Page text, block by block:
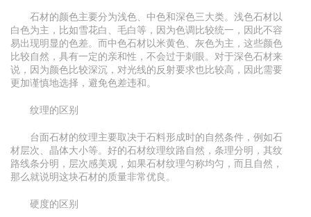
石材的颜色主要分为浅色、中色和深色三大类。浅色石材以
白色为主，比如雪花白、毛白等，因为色调比较统一，因此不容
易出现明显的色差。而中色石材以米黄色、灰色为主，这些颜色
比较自然，具有一定的亲和性，不会过于刺眼。对于深色石材来
说，因为颜色比较深沉，对光线的反射要求也比较高，因此需要
更加谨慎地选择，避免色差违和。
纹理的区别
台面石材的纹理主要取决于石料形成时的自然条件，例如石
材层次、晶体大小等。好的石材纹理纹路自然，条理分明，其纹
路线条分明，层次感美观，如果石材纹理匀称均匀，而且自然，
那么就说明这块石材的质量非常优良。
硬度的区别